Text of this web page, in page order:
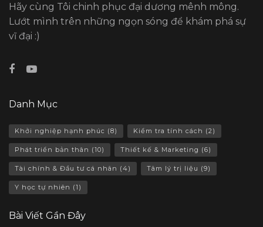
Hãy cùng Tôi chinh phục đại dương mênh mông.
Lướt mình trên những ngọn sóng để khám phá sự
vĩ đại :)
Danh Mục
Khởi nghiệp hạnh phúc (8) Kiểm tra tính cách (2)
Phát triển bản thân (10) Thiết kế & Marketing (6)
Tài chính & Đầu tư cá nhân (4) Tâm lý trị liệu (9)
Y học tự nhiên (1)
Bài Viết Gần Đây